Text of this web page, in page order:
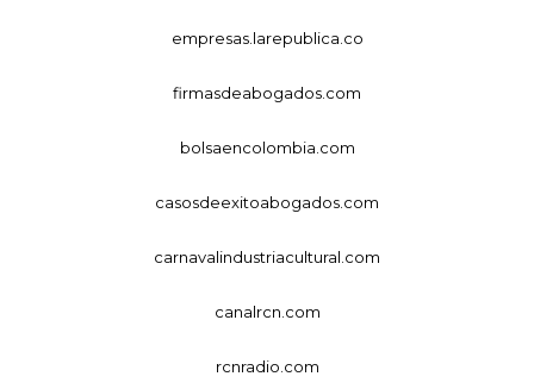
empresas.larepublica.co
firmasdeabogados.com
bolsaencolombia.com
casosdeexitoabogados.com
carnavalindustriacultural.com
canalrcn.com
rcnradio.com